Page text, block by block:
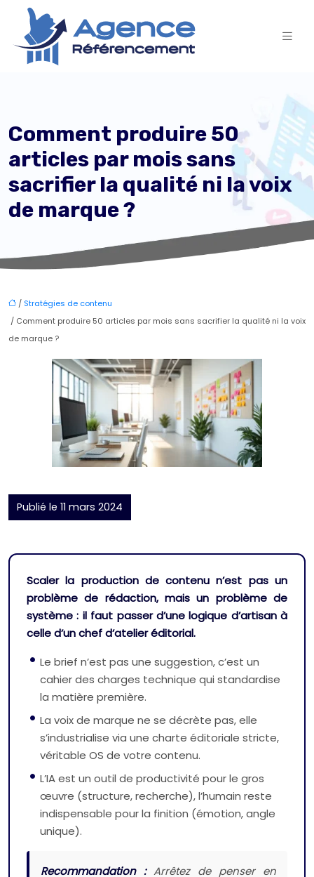
Comment produire 50
articles par mois sans
sacrifier la qualité ni la voix
de marque ?
/ Stratégies de contenu
/ Comment produire 50 articles par mois sans sacrifier la qualité ni la voix
de marque ?
Publié le 11 mars 2024
Scaler la production de contenu n’est pas un
problème de rédaction, mais un problème de
système : il faut passer d’une logique d’artisan à
celle d’un chef d’atelier éditorial.
Le brief n’est pas une suggestion, c’est un
cahier des charges technique qui standardise
la matière première.
La voix de marque ne se décrète pas, elle
s’industrialise via une charte éditoriale stricte,
véritable OS de votre contenu.
L’IA est un outil de productivité pour le gros
œuvre (structure, recherche), l’humain reste
indispensable pour la finition (émotion, angle
unique).
Recommandation :Arrêtez de penser en